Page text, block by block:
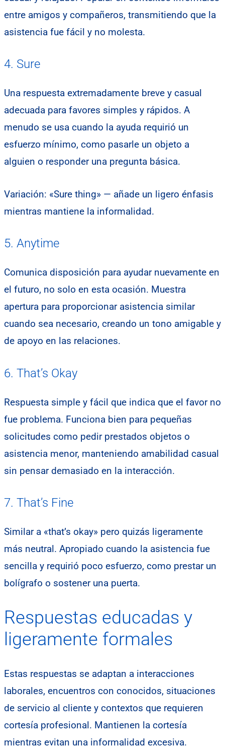
entre amigos y compañeros, transmitiendo que la
asistencia fue fácil y no molesta.
4. Sure
Una respuesta extremadamente breve y casual
adecuada para favores simples y rápidos. A
menudo se usa cuando la ayuda requirió un
esfuerzo mínimo, como pasarle un objeto a
alguien o responder una pregunta básica.
Variación: «Sure thing» — añade un ligero énfasis
mientras mantiene la informalidad.
5. Anytime
Comunica disposición para ayudar nuevamente en
el futuro, no solo en esta ocasión. Muestra
apertura para proporcionar asistencia similar
cuando sea necesario, creando un tono amigable y
de apoyo en las relaciones.
6. That’s Okay
Respuesta simple y fácil que indica que el favor no
fue problema. Funciona bien para pequeñas
solicitudes como pedir prestados objetos o
asistencia menor, manteniendo amabilidad casual
sin pensar demasiado en la interacción.
7. That’s Fine
Similar a «that’s okay» pero quizás ligeramente
más neutral. Apropiado cuando la asistencia fue
sencilla y requirió poco esfuerzo, como prestar un
bolígrafo o sostener una puerta.
Respuestas educadas y
ligeramente formales
Estas respuestas se adaptan a interacciones
laborales, encuentros con conocidos, situaciones
de servicio al cliente y contextos que requieren
cortesía profesional. Mantienen la cortesía
mientras evitan una informalidad excesiva.